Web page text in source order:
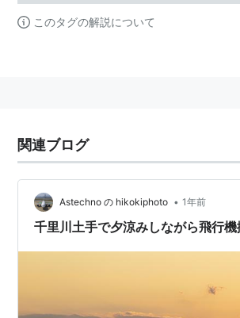
このタグの解説について
関連ブログ
Astechno の hikokiphoto • 1年前
千里川土手で夕涼みしながら飛行機